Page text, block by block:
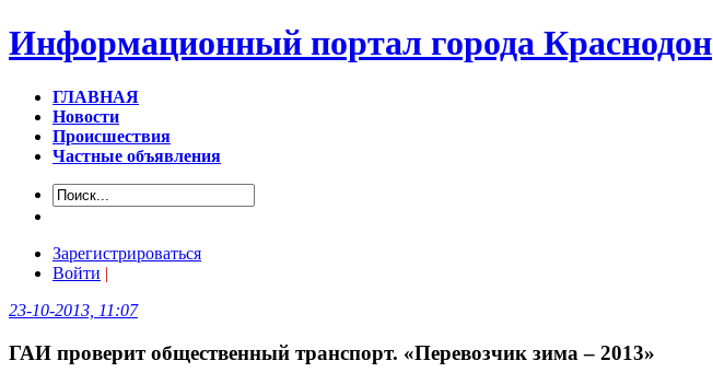
Информационный портал города Краснодон
ГЛАВНАЯ
Новости
Происшествия
Частные объявления
Зарегистрироваться
Войти |
23-10-2013, 11:07
ГАИ проверит общественный транспорт. «Перевозчик зима – 2013»